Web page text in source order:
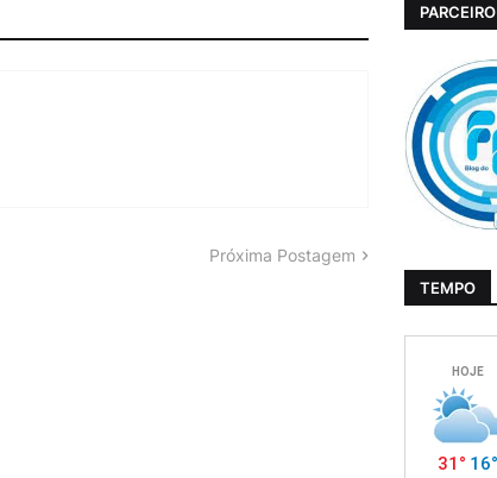
Próxima Postagem
PARCEIRO
TEMPO